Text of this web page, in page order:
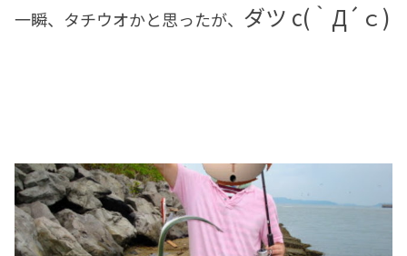
一瞬、タチウオかと思ったが、 ダツ c(｀Д´ｃ)